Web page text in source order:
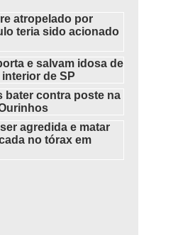
atropelado por
teria sido acionado
e salvam idosa de
de SP
bater contra poste na
agredida e matar
no tórax em